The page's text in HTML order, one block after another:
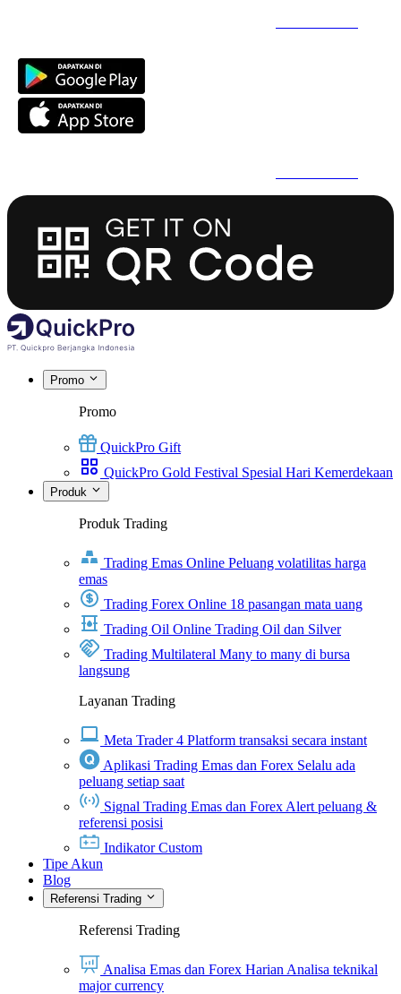
Promo
Promo
QuickPro Gift
QuickPro Gold Festival Spesial Hari Kemerdekaan
Produk
Produk Trading
Trading Emas Online Peluang volatilitas harga
emas
Trading Forex Online 18 pasangan mata uang
Trading Oil Online Trading Oil dan Silver
Trading Multilateral Many to many di bursa
langsung
Layanan Trading
Meta Trader 4 Platform transaksi secara instant
Aplikasi Trading Emas dan Forex Selalu ada
peluang setiap saat
Signal Trading Emas dan Forex Alert peluang &
referensi posisi
Indikator Custom
Tipe Akun
Blog
Referensi Trading
Referensi Trading
Analisa Emas dan Forex Harian Analisa teknikal
major currency